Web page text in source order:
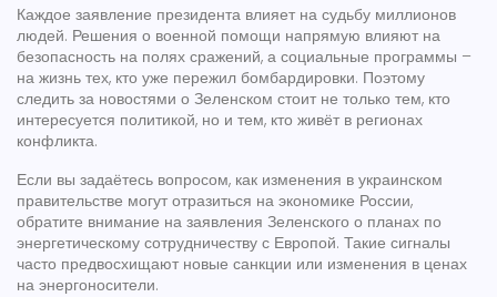
Каждое заявление президента влияет на судьбу миллионов
людей. Решения о военной помощи напрямую влияют на
безопасность на полях сражений, а социальные программы –
на жизнь тех, кто уже пережил бомбардировки. Поэтому
следить за новостями о Зеленском стоит не только тем, кто
интересуется политикой, но и тем, кто живёт в регионах
конфликта.
Если вы задаётесь вопросом, как изменения в украинском
правительстве могут отразиться на экономике России,
обратите внимание на заявления Зеленского о планах по
энергетическому сотрудничеству с Европой. Такие сигналы
часто предвосхищают новые санкции или изменения в ценах
на энергоносители.